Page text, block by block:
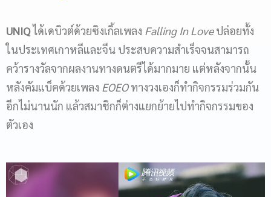
UNIQได้เดบิวต์ด้วยซิงเกิ้ลเพลง Falling In Loveปล่อยทั้ง
ในประเทศเกาหลีและจีน ประสบความสำเร็จจนสามารถ
คว้ารางวัลจากผลงานทางดนตรีได้มากมาย แต่หลังจากนั้น
หลังคัมแบ็คด้วยเพลง EOEOทางวงเองก็ทำกิจกรรมร่วมกัน
อีกไม่นานนัก แล้วสมาชิกก็ต่างแยกย้ายไปทำกิจกรรมของ
ตัวเอง